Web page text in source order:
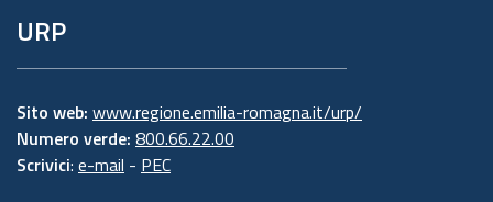
URP
Sito web: www.regione.emilia-romagna.it/urp/
Numero verde: 800.66.22.00
Scrivici: e-mail - PEC